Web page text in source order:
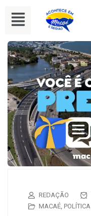
REDAÇÃO
MACAÉ POLÍTICA